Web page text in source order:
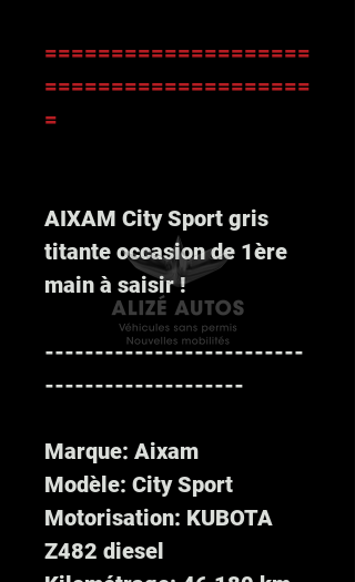
====================
====================
=
AIXAM City Sport gris
titante occasion de 1ère
main à saisir !
--------------------------
--------------------
Marque: Aixam
Modèle: City Sport
Motorisation: KUBOTA
Z482 diesel